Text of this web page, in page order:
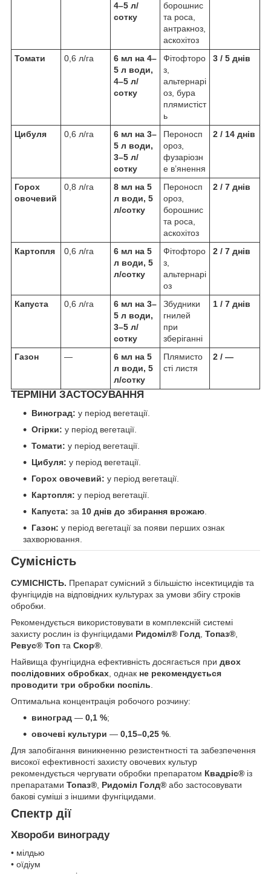
4–5 л/
сотку
борошнис
та роса,
антракноз,
аскохітоз
Томати 0,6 л/га
6 мл на 4–
5 л води,
4–5 л/
сотку
Фітофторо
з,
альтернарі
оз, бура
плямистіст
ь
3 / 5 днів
Цибуля 0,6 л/га
6 мл на 3–
5 л води,
3–5 л/
сотку
Пероносп
ороз,
фузаріозн
е в’янення
2 / 14 днів
Горох
овочевий
0,8 л/га
8 мл на 5
л води, 5
л/сотку
Пероносп
ороз,
борошнис
та роса,
аскохітоз
2 / 7 днів
Картопля 0,6 л/га
6 мл на 5
л води, 5
л/сотку
Фітофторо
з,
альтернарі
оз
2 / 7 днів
Капуста 0,6 л/га
6 мл на 3–
5 л води,
3–5 л/
сотку
Збудники
гнилей
при
зберіганні
1 / 7 днів
Газон —
6 мл на 5
л води, 5
л/сотку
Плямисто
сті листя
2 / —
ТЕРМІНИ ЗАСТОСУВАННЯ
Виноград: у період вегетації.
Огірки: у період вегетації.
Томати: у період вегетації.
Цибуля: у період вегетації.
Горох овочевий: у період вегетації.
Картопля: у період вегетації.
Капуста: за 10 днів до збирання врожаю.
Газон: у період вегетації за появи перших ознак
захворювання.
Сумісність
СУМІСНІСТЬ. Препарат сумісний з більшістю інсектицидів та
фунгіцидів на відповідних культурах за умови збігу строків
обробки.
Рекомендується використовувати в комплексній системі
захисту рослин із фунгіцидами Ридоміл® Голд Топаз®
Ревус® Топ та Скор®
Найвища фунгіцидна ефективність досягається при двох
послідовних обробках , однак не рекомендується
проводити три обробки поспіль
Оптимальна концентрація робочого розчину:
виноград — 0,1 %;
овочеві культури — 0,15–0,25 %
Для запобігання виникненню резистентності та забезпечення
високої ефективності захисту овочевих культур
рекомендується чергувати обробки препаратом Квадріс® із
препаратами Топаз® Ридоміл Голд® або застосовувати
бакові суміші з іншими фунгіцидами.
Спектр дії
Хвороби винограду
• мілдью
• оїдіум